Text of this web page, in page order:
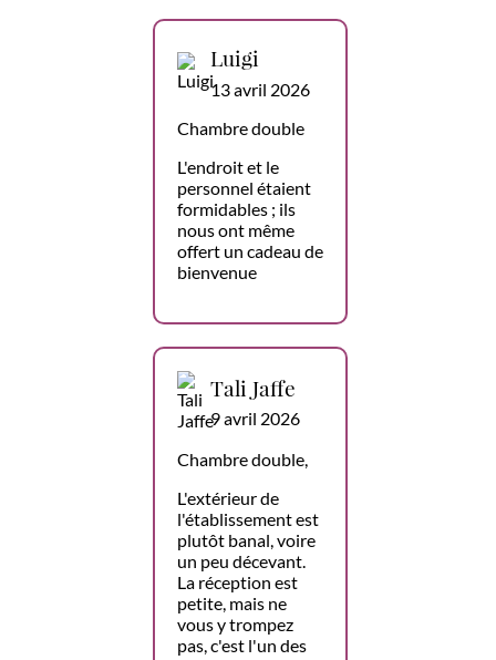
Luigi
13 avril 2026
Chambre double
L'endroit et le
personnel étaient
formidables ; ils
nous ont même
offert un cadeau de
bienvenue
Tali Jaffe
9 avril 2026
Chambre double,
L'extérieur de
l'établissement est
plutôt banal, voire
un peu décevant.
La réception est
petite, mais ne
vous y trompez
pas, c'est l'un des